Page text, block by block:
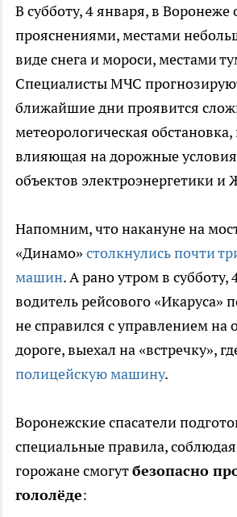
В субботу, 4 января, в Воронеже
прояснениями, местами
виде снега и мороси, местами
Специалисты МЧС
ближайшие дни проявится
метеорологическая
влияющая на дорожные
объектов электроэнергетики и
Напомним, что накануне на
«Динамо» столкнулись почти
машин. А рано утром в субботу,
водитель рейсового «Икаруса»
не справился с управлением на
дороге, выехал на «встречку»,
полицейскую машину.
Воронежские спасатели
специальные правила,
горожане смогутбезопасно
гололёде: